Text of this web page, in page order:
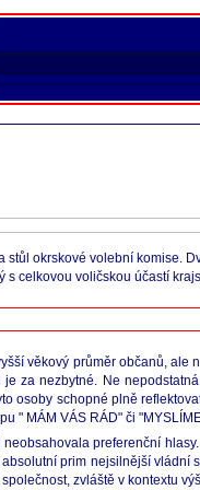
okrskové volební komise.
celkovou voličskou účastí
věkový průměr občanů,
za nezbytné. Ne
osoby schopné plně
" MÁM VÁS RÁD" či
preferenční
prim nejsilnější
zvláště v kontextu